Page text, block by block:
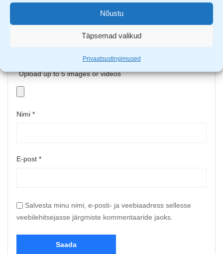
Nõustu
Täpsemad valikud
Privaatsustingimused
Upload up to 5 images or videos
Nimi *
E-post *
Salvesta minu nimi, e-posti- ja veebiaadress sellesse
veebilehitsejasse järgmiste kommentaaride jaoks.